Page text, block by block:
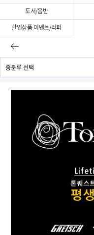
도서/음반
할인상품-이벤트/리퍼